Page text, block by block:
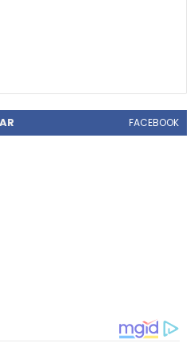
FACEBOOK